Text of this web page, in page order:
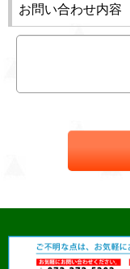
お問い合わせ内容